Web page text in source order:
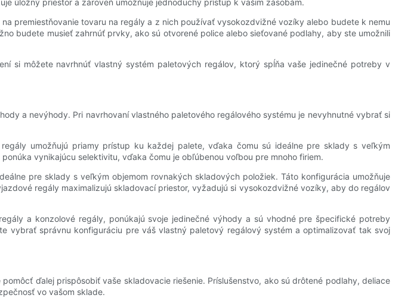
úložný priestor a zároveň umožňuje jednoduchý prístup k vašim zásobám.
premiestňovanie tovaru na regály a z nich používať vysokozdvižné vozíky alebo budete k nemu
budete musieť zahrnúť prvky, ako sú otvorené police alebo sieťované podlahy, aby ste umožnili
si môžete navrhnúť vlastný systém paletových regálov, ktorý spĺňa vaše jedinečné potreby v
a nevýhody. Pri navrhovaní vlastného paletového regálového systému je nevyhnutné vybrať si
umožňujú priamy prístup ku každej palete, vďaka čomu sú ideálne pre sklady s veľkým
vynikajúcu selektivitu, vďaka čomu je obľúbenou voľbou pre mnoho firiem.
pre sklady s veľkým objemom rovnakých skladových položiek. Táto konfigurácia umožňuje
regály maximalizujú skladovací priestor, vyžadujú si vysokozdvižné vozíky, aby do regálov
a konzolové regály, ponúkajú svoje jedinečné výhody a sú vhodné pre špecifické potreby
vybrať správnu konfiguráciu pre váš vlastný paletový regálový systém a optimalizovať tak svoj
ďalej prispôsobiť vaše skladovacie riešenie. Príslušenstvo, ako sú drôtené podlahy, deliace
vo vašom sklade.